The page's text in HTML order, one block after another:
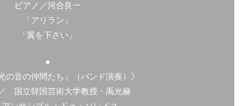
ピアノ／河合良一
「アリラン」
「翼を下さい」
●
の音の仲間たち」（バンド演奏）》
国立韓国芸術大学教授・禹光赫